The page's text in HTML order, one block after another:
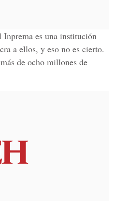
es una institución
a ellos, y eso no es cierto.
de ocho millones de